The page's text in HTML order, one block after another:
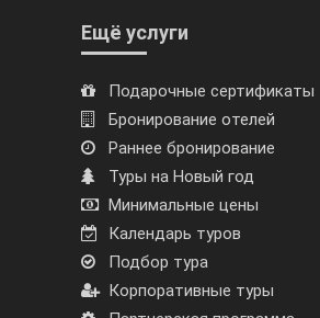
Ещё услуги
Подарочные сертификаты
Бронирование отелей
Раннее бронирование
Туры на Новый год
Минимальные цены
Календарь туров
Подбор тура
Корпоративные туры